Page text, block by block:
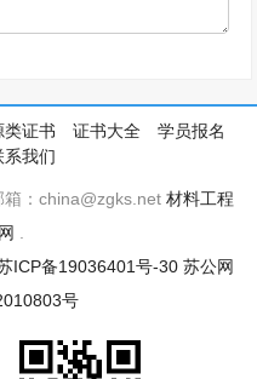
类证书 证书大全
学员报名
系我们
箱：china@zgks.net材料工程
ICP备19036401号-30 苏公网
号